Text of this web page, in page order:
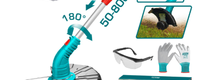
Accesorii pentru drujbă
Echipamente de protecție